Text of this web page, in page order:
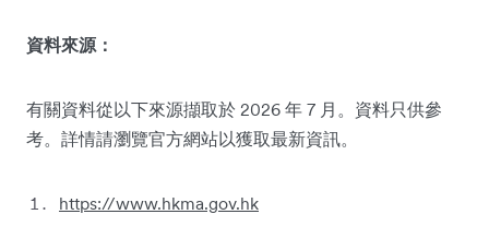
資料來源：
有關資料從以下來源擷取於 2026 年 7 月。資料只供參
考。詳情請瀏覽官方網站以獲取最新資訊。
https://www.hkma.gov.hk